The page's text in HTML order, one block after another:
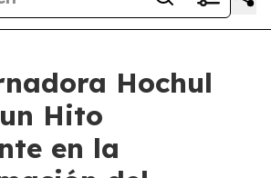
Hochul
Hito
en la